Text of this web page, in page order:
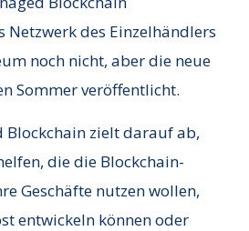
Netzwerk des Einzelhändlers
noch nicht, aber die neue
Sommer veröffentlicht.
Blockchain zielt darauf ab,
die die Blockchain-
Geschäfte nutzen wollen,
entwickeln können oder